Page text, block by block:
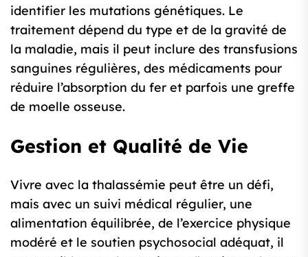
identifier les mutations génétiques. Le
traitement dépend du type et de la gravité de
la maladie, mais il peut inclure des transfusions
sanguines régulières, des médicaments pour
réduire l’absorption du fer et parfois une greffe
de moelle osseuse.
Gestion et Qualité de Vie
Vivre avec la thalassémie peut être un défi,
mais avec un suivi médical régulier, une
alimentation équilibrée, de l’exercice physique
modéré et le soutien psychosocial adéquat, il